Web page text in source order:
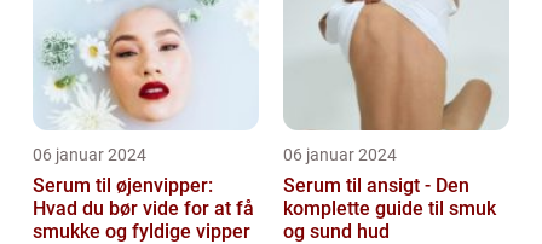
06 januar 2024
Serum til øjenvipper:
Hvad du bør vide for at få
smukke og fyldige vipper
06 januar 2024
Serum til ansigt - Den
komplette guide til smuk
og sund hud